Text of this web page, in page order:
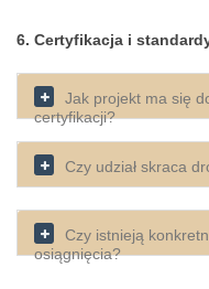
6. Certyfikacja i
Jak projekt ma się
certyfikacji?
Czy udział skraca
Czy istnieją
osiągnięcia?